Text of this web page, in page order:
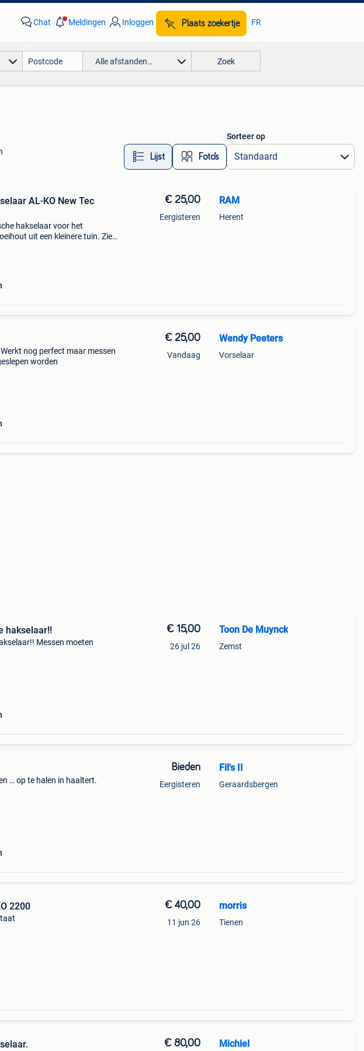
Chat Meldingen Inloggen Plaats zoekertje FR
Alle afstanden… Zoek
Lijst Foto’s
Sorteer op
AL-KO New Tec
hakselaar voor het
uit een kleinere tuin. Zie
€ 25,00
Eergisteren
RAM
Herent
nog perfect maar messen
worden
€ 25,00
Vandaag
Wendy Peeters
Vorselaar
hakselaar!!
Messen moeten
€ 15,00
26 jul 26
Toon De Muynck
Zemst
… op te halen in haaltert.
Bieden
Eergisteren
Fil's II
Geraardsbergen
2200 € 40,00
11 jun 26
morris
Tienen
€ 80,00 Michiel